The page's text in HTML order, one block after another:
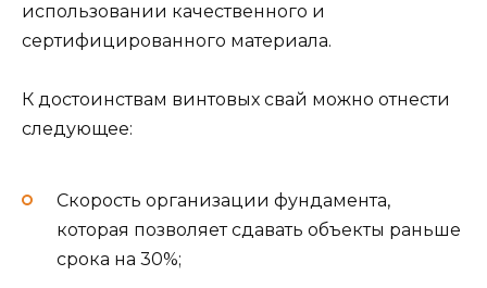
использовании качественного и
сертифицированного материала.
К достоинствам винтовых свай можно отнести
следующее:
Скорость организации фундамента,
которая позволяет сдавать объекты раньше
срока на 30%;